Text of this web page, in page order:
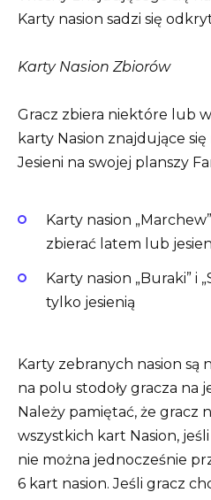
Karty nasion sadzi się
Karty Nasion Zbiorów
Gracz zbiera niektóre lub
karty Nasion znajdujące
Jesieni na swojej planszy
Karty nasion
zbierać latem lub
Karty nasion „Buraki” i
tylko jesienią
Karty zebranych nasion są
na polu stodoły gracza na
Należy pamiętać, że gracz
wszystkich kart Nasion,
nie można jednocześnie
6 kart nasion. Jeśli gracz